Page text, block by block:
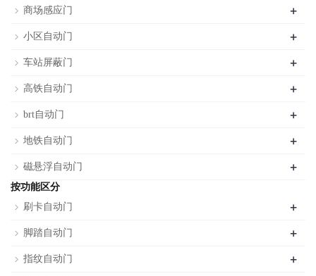
商场感应门 +
小区自动门 +
车站屏蔽门 +
高铁自动门 +
brt自动门 +
地铁自动门 +
磁悬浮自动门 +
按功能区分
刷卡自动门
+
脚踏自动门 +
指纹自动门 +